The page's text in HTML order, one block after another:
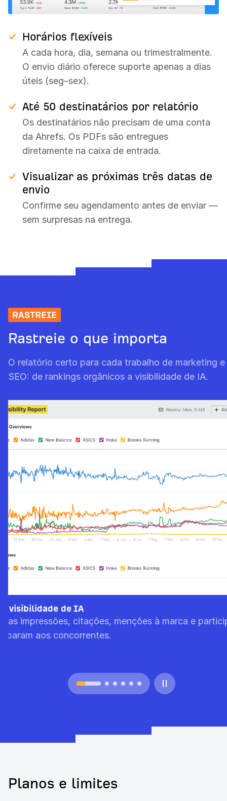
Horários flexíveis
A cada hora, dia, semana ou trimestralmente.
O envio diário oferece suporte apenas a dias
úteis (seg–sex).
Até 50 destinatários por relatório
Os destinatários não precisam de uma conta
da Ahrefs. Os PDFs são entregues
diretamente na caixa de entrada.
Visualizar as próximas três datas de
envio
Confirme seu agendamento antes de enviar —
sem surpresas na entrega.
RASTREIE
Rastreie o que importa
O relatório certo para cada trabalho de marketing e
SEO: de rankings orgânicos a visibilidade de IA.
visibilidade de IA
impressões, citações, menções à marca e
aos concorrentes.
Planos e limites